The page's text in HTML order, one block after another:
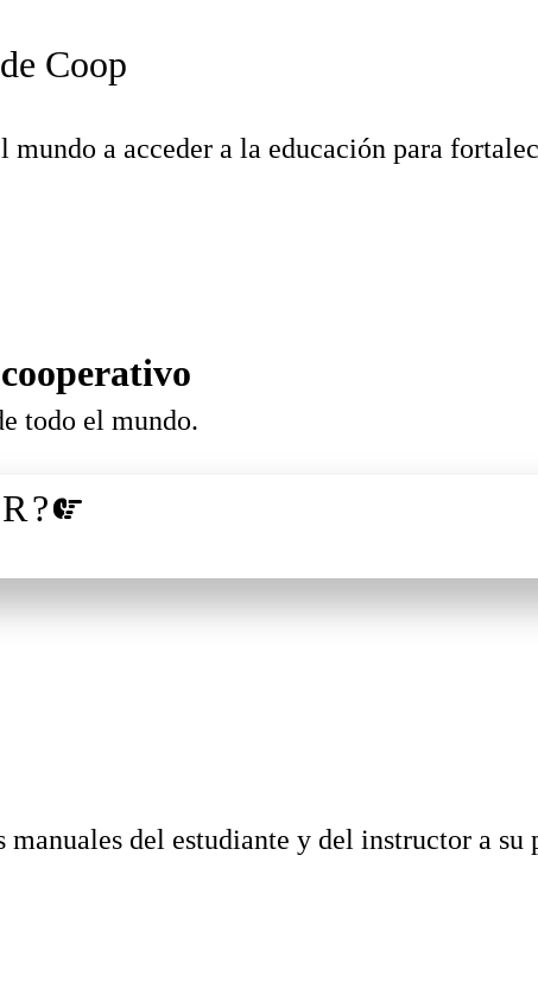
Coop
a acceder a la educación para
todo el mundo.
manuales del estudiante y del instructor a